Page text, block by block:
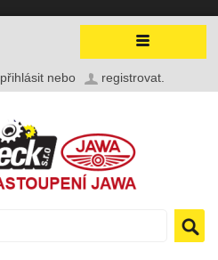
přihlásit nebo registrovat